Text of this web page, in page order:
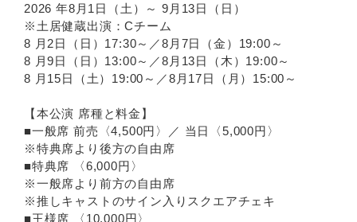
2026 年8月1日（土）～ 9月13日（日）
※土居健蔵出演：Cチーム
8 月2日（日）17:30～／8月7日（金）19:00～
8 月9日（日）13:00～／8月13日（木）19:00～
8 月15日（土）19:00～／8月17日（月）15:00～
【本公演 席種と料金】
■一般席 前売〈4,500円〉／ 当日〈5,000円〉
※特典席より後方の自由席
■特典席 〈6,000円〉
※一般席より前方の自由席
※推しキャストのサイン入りスクエアチェキ
■王様席 〈10,000円〉